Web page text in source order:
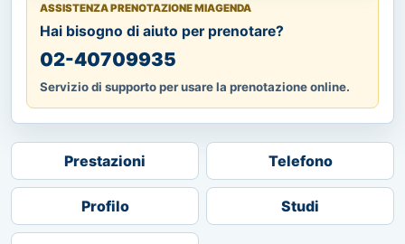
ASSISTENZA PRENOTAZIONE MIAGENDA
Hai bisogno di aiuto per prenotare?
02-40709935
Servizio di supporto per usare la prenotazione online.
Prestazioni Telefono
Profilo Studi